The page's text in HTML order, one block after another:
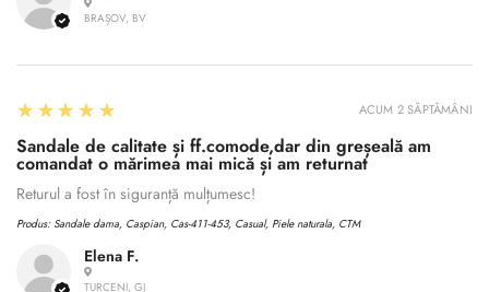
BRAȘOV, BV
Elena F.
TURCENI, GJ
5
★★★★★
Sandale de calitate și ff.comode,dar din greșeală am
comandat o mărimea mai mică și am returnat
Returul a fost în siguranță mulțumesc!
Produs: Sandale dama, Caspian, Cas-411-453, Casual, Piele naturala, CTM
ACUM 2 SĂPTĂMÂNI